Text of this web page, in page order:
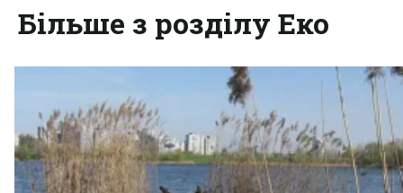
Більше з розділу Еко